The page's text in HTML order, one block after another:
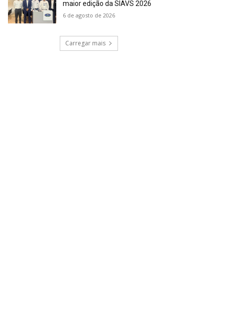
maior edição da SIAVS 2026
6 de agosto de 2026
Carregar mais